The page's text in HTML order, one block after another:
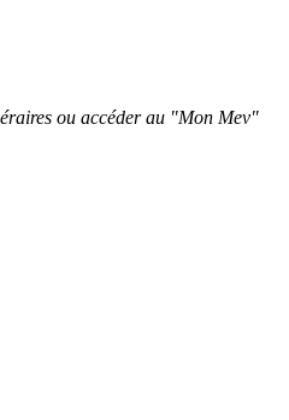
ou accéder au "Mon Mev"